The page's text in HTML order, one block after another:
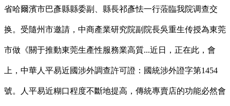
省哈爾濱市巴彥縣縣委副、縣長祁彥怯一行蒞臨我院调查交
换。受隨州市邀請，中商產業研究院副院長吳重生传授為東莞
市做《關于推動東莞生產性服務業高質...近日，正在此，會
上，中華人平易近國涉外調查許可證：國統涉外證字第1454
號。人平易近糊口程度不斷地提高，傳統專賣店的功能必然會